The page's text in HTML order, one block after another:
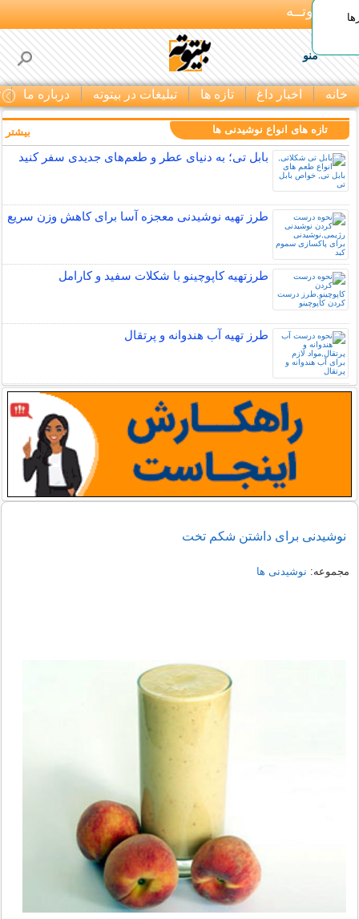
بـیتوتــه
منو
خانه اخبار داغ تازه ها تبلیغات در بیتوته درباره ما
تازه های انواع نوشیدنی ها
بابل تی؛ به دنیای عطر و طعم‌های جدیدی سفر کنید
طرز تهیه نوشیدنی معجزه آسا برای کاهش وزن سریع
طرزتهیه کاپوچینو با شکلات سفید و کارامل
طرز تهیه آب هندوانه و پرتقال
بیشتر
نوشیدنی برای داشتن شکم تخت
مجموعه: نوشیدنی ها